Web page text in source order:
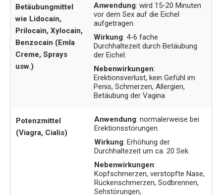
Betäubungmittel
wie Lidocain,
Prilocain, Xylocain,
Benzocain (Emla
Creme, Sprays
usw.)
Anwendung: wird 15-20 Minuten
vor dem Sex auf die Eichel
aufgetragen.
Wirkung: 4-6 fache
Durchhaltezeit durch Betäubung
der Eichel.
Nebenwirkungen:
Erektionsverlust, kein Gefühl im
Penis, Schmerzen, Allergien,
Betäubung der Vagina
Potenzmittel
(Viagra, Cialis)
Anwendung: normalerweise bei
Erektionsstörungen.
Wirkung: Erhöhung der
Durchhaltezeit um ca. 20 Sek.
Nebenwirkungen:
Kopfschmerzen, verstopfte Nase,
Rückenschmerzen, Sodbrennen,
Sehstörungen,